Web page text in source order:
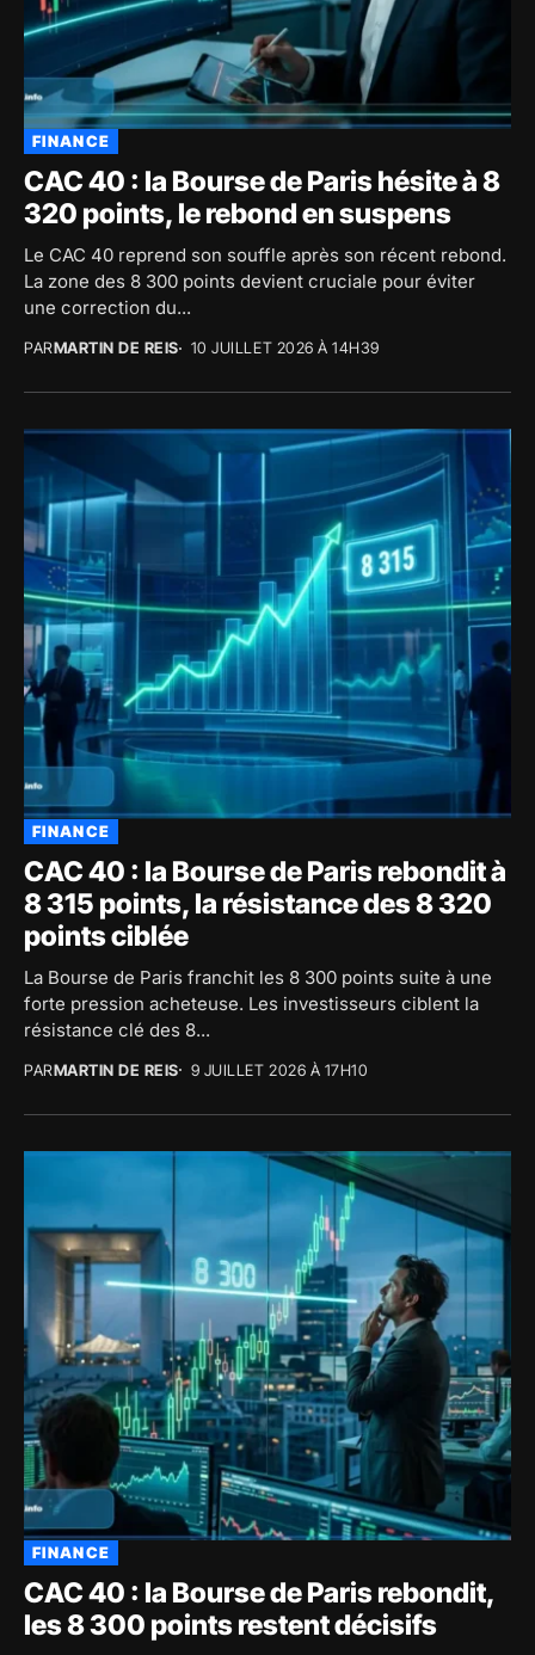
FINANCE
CAC 40 : la Bourse de Paris hésite à 8
320 points, le rebond en suspens
Le CAC 40 reprend son souffle après son récent rebond.
La zone des 8 300 points devient cruciale pour éviter
une correction du...
PARMARTIN DE REIS 10 JUILLET 2026 À 14H39
FINANCE
CAC 40 : la Bourse de Paris rebondit à
8 315 points, la résistance des 8 320
points ciblée
La Bourse de Paris franchit les 8 300 points suite à une
forte pression acheteuse. Les investisseurs ciblent la
résistance clé des 8...
PARMARTIN DE REIS 9 JUILLET 2026 À 17H10
FINANCE
CAC 40 : la Bourse de Paris rebondit,
les 8 300 points restent décisifs